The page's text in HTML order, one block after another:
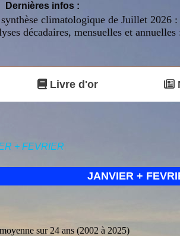
Dernières infos :
climatologique de Juillet 2026 :
décadaires, mensuelles et
Livre d'or
+ FEVRIER
JANVIER +
sur 24 ans (2002 à 2025)